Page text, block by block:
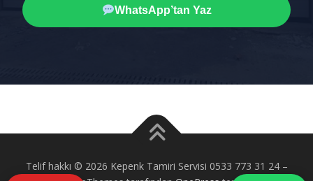
WhatsApp’tan Yaz
Telif hakkı © 2026 Kepenk Tamiri Servisi 0533 773 31 24 –